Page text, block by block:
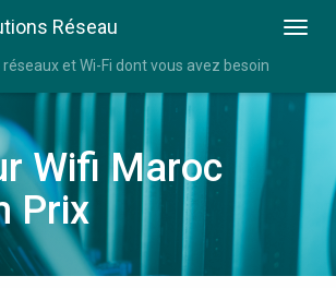
Réseau
et Wi-Fi dont vous avez besoin
Wifi Maroc
Prix